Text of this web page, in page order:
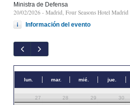
Ministra de Defensa
20/02/2026 - Madrid, Four Seasons Hotel
Información del evento
lun. mar. mié. jue.
27 28 29 30